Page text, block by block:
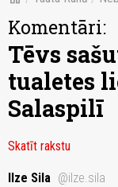
Komentāri:
Tēvs
tualetes
Salaspilī
Skatīt rakstu
Ilze Sila @ilze.sila